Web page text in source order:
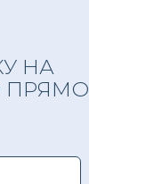
НА
ПРЯМО